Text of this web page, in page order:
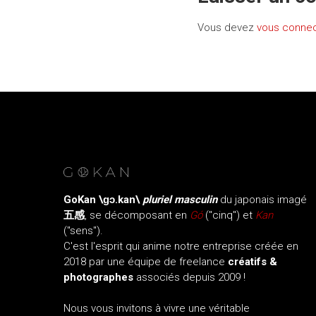
Vous devezvous
GoKan \ɡɔ.kan\ pluriel masculin du japonais imagé
五感, se décomposant en Gó("cinq") et Kan
("sens").
C'est l'esprit qui anime notre entreprise créée en
2018 par une équipe de freelance créatifs &
photographesassociés depuis 2009 !
Nous vous invitons à vivre une véritable